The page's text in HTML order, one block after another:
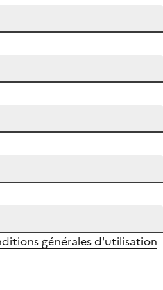
générales d'utilisation